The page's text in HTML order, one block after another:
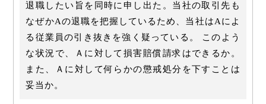
退職したい旨を同時に申し出た。当社の取引先も
なぜかAの退職を把握しているため、当社はAによ
る従業員の引き抜きを強く疑っている。 このよう
な状況で、Ａに対して損害賠償請求はできるか。
また、Ａに対して何らかの懲戒処分を下すことは
妥当か。